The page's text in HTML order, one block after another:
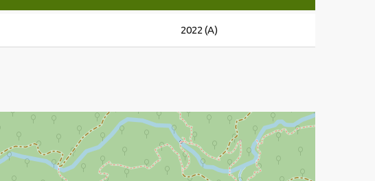
2022 (A)